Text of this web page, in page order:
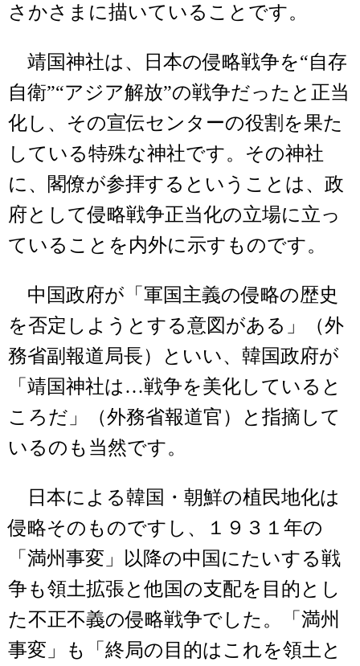
さかさまに描いていることです。
靖国神社は、日本の侵略戦争を“自存
自衛”“アジア解放”の戦争だったと正当
化し、その宣伝センターの役割を果た
している特殊な神社です。その神社
に、閣僚が参拝するということは、政
府として侵略戦争正当化の立場に立っ
ていることを内外に示すものです。
中国政府が「軍国主義の侵略の歴史
を否定しようとする意図がある」（外
務省副報道局長）といい、韓国政府が
「靖国神社は…戦争を美化していると
ころだ」（外務省報道官）と指摘して
いるのも当然です。
日本による韓国・朝鮮の植民地化は
侵略そのものですし、１９３１年の
「満州事変」以降の中国にたいする戦
争も領土拡張と他国の支配を目的とし
た不正不義の侵略戦争でした。「満州
事変」も「終局の目的はこれを領土と